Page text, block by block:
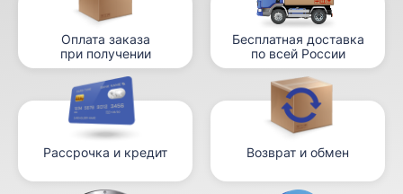
Оплата заказа
при получении
Бесплатная доставка
по всей России
Рассрочка и кредит Возврат и обмен